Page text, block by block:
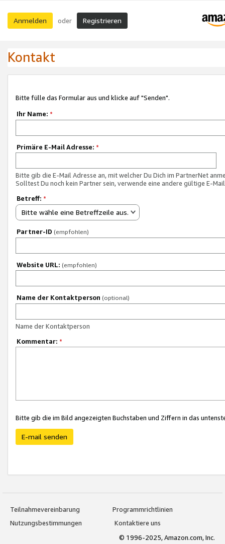
Anmelden oder Registrieren
Kontakt
Bitte fülle das Formular aus und klicke auf "Senden".
Ihr Name: *
Primäre E-Mail Adresse: *
Bitte gib die E-Mail Adresse an, mit welcher Du Dich im PartnerNet
Solltest Du noch kein Partner sein, verwende eine andere gültige E-
Betreff: *
Bitte wähle eine Betreffzeile aus.
Partner-ID (empfohlen)
Website URL: (empfohlen)
Name der Kontaktperson (optional)
Name der Kontaktperson
Kommentar: *
Bitte gib die im Bild angezeigten Buchstaben und Ziffern in das
E-mail senden
Teilnahmevereinbarung
Programmrichtlinien
Nutzungsbestimmungen
Kontaktiere uns
© 1996-2025, Amazon.com, Inc.